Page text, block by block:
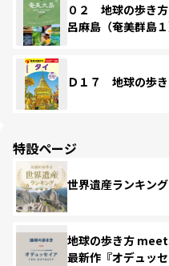
０２ 地球の歩
呂麻島（奄美群島
Ｄ１７ 地球の歩
特設ページ
世界遺産ランキング
地球の歩き方
最新作『オデュッセ